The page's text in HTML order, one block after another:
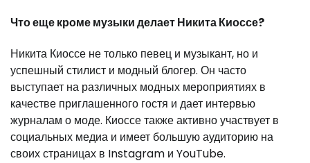
Что еще кроме музыки делает Никита Киоссе?
Никита Киоссе не только певец и музыкант, но и
успешный стилист и модный блогер. Он часто
выступает на различных модных мероприятиях в
качестве приглашенного гостя и дает интервью
журналам о моде. Киоссе также активно участвует в
социальных медиа и имеет большую аудиторию на
своих страницах в Instagram и YouTube.